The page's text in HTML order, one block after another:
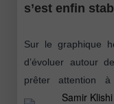
s’est enfin
Sur le graphique
d’évoluer autour
prêter attention
consolidation en
Samir Klishi